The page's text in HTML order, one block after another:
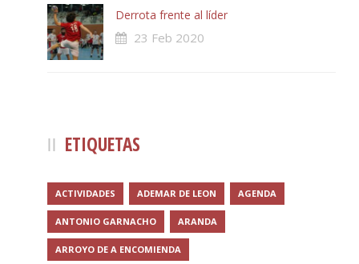
Derrota frente al líder
23 Feb 2020
ETIQUETAS
ACTIVIDADES ADEMAR DE LEON AGENDA
ANTONIO GARNACHO ARANDA
ARROYO DE A ENCOMIENDA